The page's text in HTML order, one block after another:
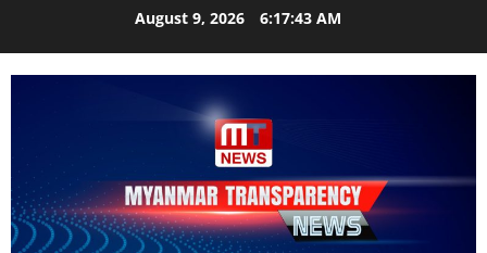
August 9, 2026 6:17:45 AM